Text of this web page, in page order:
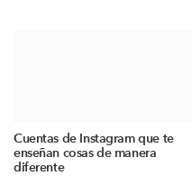
Cuentas de Instagram que te
enseñan cosas de manera
diferente